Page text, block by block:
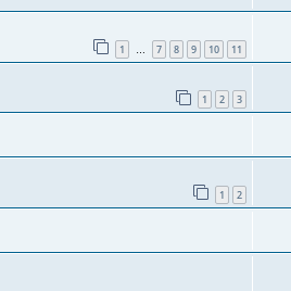
1 … 7 8 9 10 11
1 2 3
1 2